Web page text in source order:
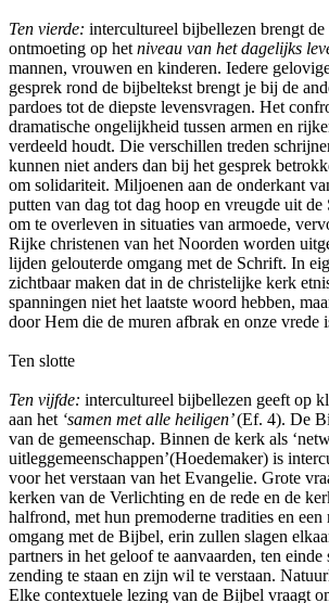
Ten vierde: intercultureel bijbellezen brengt de
ontmoeting op het niveau van het dagelijks
mannen, vrouwen en kinderen. Iedere
gesprek rond de bijbeltekst brengt je bij de
pardoes tot de diepste levensvragen. Het
dramatische ongelijkheid tussen armen en
verdeeld houdt. Die verschillen treden
kunnen niet anders dan bij het gesprek
om solidariteit. Miljoenen aan de onderkant
putten van dag tot dag hoop en vreugde uit
om te overleven in situaties van armoede,
Rijke christenen van het Noorden worden
lijden gelouterde omgang met de Schrift. In
zichtbaar maken dat in de christelijke kerk
spanningen niet het laatste woord hebben,
door Hem die de muren afbrak en onze vrede
Ten slotte
Ten vijfde: intercultureel bijbellezen geeft op
aan het ‘samen met alle heiligen’(Ef. 4). De
van de gemeenschap. Binnen de kerk als
uitleggemeenschappen’(Hoedemaker) is
voor het verstaan van het Evangelie. Grote
kerken van de Verlichting en de rede en de
halfrond, met hun premoderne tradities en
omgang met de Bijbel, erin zullen slagen
partners in het geloof te aanvaarden, ten einde
zending te staan en zijn wil te verstaan.
Elke contextuele lezing van de Bijbel vraagt